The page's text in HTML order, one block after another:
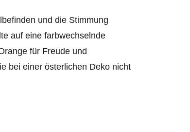
und die Stimmung
auf eine farbwechselnde
für Freude und
bei einer österlichen Deko nicht